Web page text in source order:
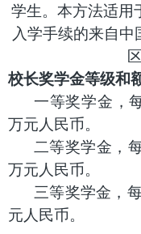
学生。本方法适用
入学手续的来自
校长奖学金等级和
一等奖学金，
万元人民币。
二等奖学金，
万元人民币。
三等奖学金，
元人民币。